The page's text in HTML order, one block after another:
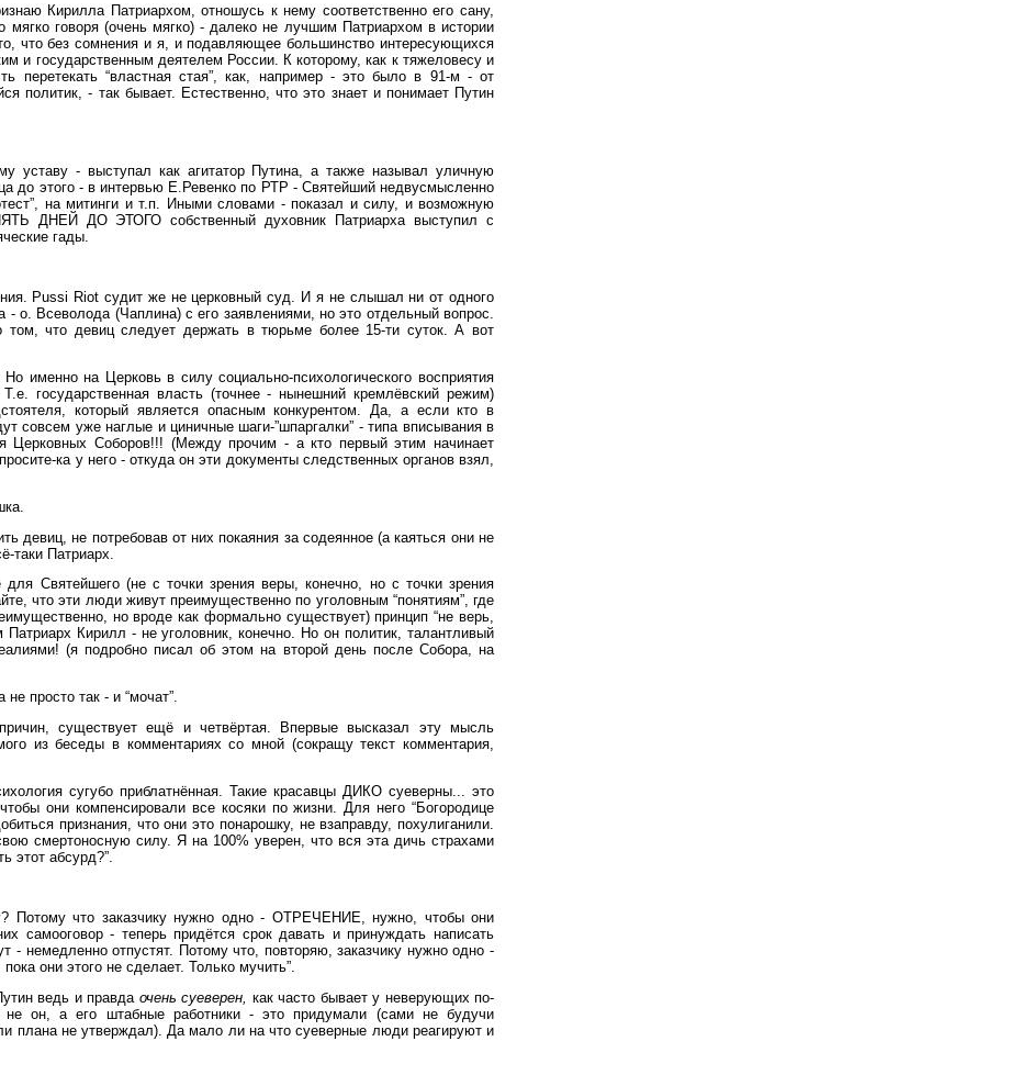
Кирилла Патриархом, отношусь к нему соответственно его сану,
говоря (очень мягко) - далеко не лучшим Патриархом в истории
что без сомнения и я, и подавляющее большинство интересующихся
и государственным деятелем России. К которому, как к тяжеловесу и
перетекать “властная стая”, как, например - это было в 91-м - от
- так бывает. Естественно, что это знает и понимает Путин
уставу - выступал как агитатор Путина, а также называл уличную
до этого - в интервью Е.Ревенко по РТР - Святейший недвусмысленно
на митинги и т.п. Иными словами - показал и силу, и возможную
ДНЕЙ ДО ЭТОГО собственный духовник Патриарха выступил с
гады.
Pussi Riot судит же не церковный суд. И я не слышал ни от одного
о. Всеволода (Чаплина) с его заявлениями, но это отдельный вопрос.
что девиц следует держать в тюрьме более 15-ти суток. А вот
именно на Церковь в силу социально-психологического восприятия
государственная власть (точнее - нынешний кремлёвский режим)
который является опасным конкурентом. Да, а если кто в
совсем уже наглые и циничные шаги-”шпаргалки” - типа вписывания в
Церковных Соборов!!! (Между прочим - а кто первый этим начинает
ка у него - откуда он эти документы следственных органов взял,
девиц, не потребовав от них покаяния за содеянное (а каяться они не
таки Патриарх.
Святейшего (не с точки зрения веры, конечно, но с точки зрения
что эти люди живут преимущественно по уголовным “понятиям”, где
но вроде как формально существует) принцип “не верь,
Кирилл - не уголовник, конечно. Но он политик, талантливый
(я подробно писал об этом на второй день после Собора, на
просто так - и “мочат”.
существует ещё и четвёртая. Впервые высказал эту мысль
из беседы в комментариях со мной (сокращу текст комментария,
сугубо приблатнённая. Такие красавцы ДИКО суеверны... это
они компенсировали все косяки по жизни. Для него “Богородице
признания, что они это понарошку, не взаправду, похулиганили.
смертоносную силу. Я на 100% уверен, что вся эта дичь страхами
этот абсурд?”.
Потому что заказчику нужно одно - ОТРЕЧЕНИЕ, нужно, чтобы они
самооговор - теперь придётся срок давать и принуждать написать
отпустят. Потому что, повторяю, заказчику нужно одно -
они этого не сделает. Только мучить”.
ведь и правда очень суеверен, как часто бывает у неверующих по-
он, а его штабные работники - это придумали (сами не будучи
плана не утверждал). Да мало ли на что суеверные люди реагируют и